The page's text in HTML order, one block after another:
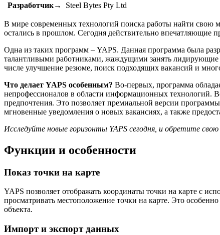
Разработчик→
Steel Bytes Pty Ltd
В мире современных технологий поиска работы найти свою
остались в прошлом. Сегодня действительно впечатляющие
Одна из таких программ – YAPS. Данная программа была
талантливыми работниками, жаждущими занять лидирующие
числе улучшение резюме, поиск подходящих вакансий и
Что делает YAPS особенным? Во-первых, программа
непрофессионалов в области информационных технологий.
предпочтения. Это позволяет премиальной версии
мгновенные уведомления о новых вакансиях, а также
Исследуйте новые горизонты YAPS сегодня, и обретите
Функции и особенности
Показ точки на карте
YAPS позволяет отображать координаты точки на карте с
просматривать местоположение точки на карте. Это
объекта.
Импорт и экспорт данных